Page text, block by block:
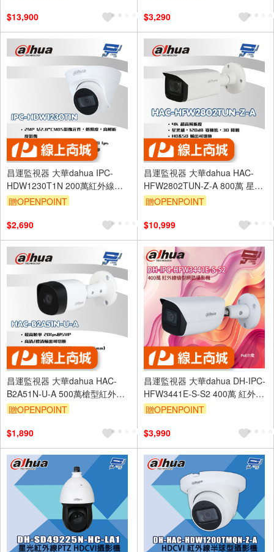
$13,900
$3,290
昌運監視器 大華dahua IPC-
HDW1230T1N 200萬紅外線半
球型網路攝影機 內建收音麥克風
贈OPENPOINT
$2,690
昌運監視器 大華dahua HAC-
HFW2802TUN-Z-A 800萬 星光
聲音變焦紅外線槍型攝影機
贈OPENPOINT
$10,999
昌運監視器 大華dahua HAC-
B2A51N-U-A 500萬槍型紅外線
同軸類比攝影機 內建收音麥克風
贈OPENPOINT
$1,890
昌運監視器 大華dahua DH-IPC-
HFW3441E-S-S2 400萬 紅外線
槍型網路攝影機 內建麥克風
贈OPENPOINT
$3,990